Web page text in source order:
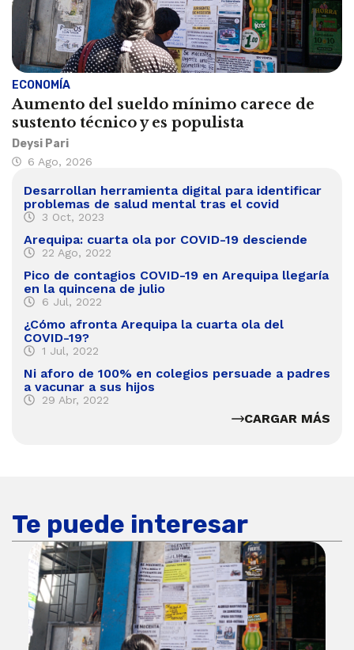
ECONOMÍA
Aumento del sueldo mínimo carece de
sustento técnico y es populista
Deysi Pari
6 Ago, 2026
Desarrollan herramienta digital para identificar
problemas de salud mental tras el covid
3 Oct, 2023
Arequipa: cuarta ola por COVID-19 desciende
22 Ago, 2022
Pico de contagios COVID-19 en Arequipa llegaría
en la quincena de julio
6 Jul, 2022
¿Cómo afronta Arequipa la cuarta ola del
COVID-19?
1 Jul, 2022
Ni aforo de 100% en colegios persuade a padres
a vacunar a sus hijos
29 Abr, 2022
CARGAR MÁS
Te puede interesar